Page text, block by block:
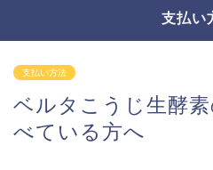
支払い
支払い方法
ベルタこうじ生酵
べている方へ